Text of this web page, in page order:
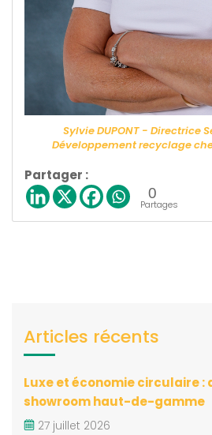
Sylvie DUPONT - Directrice
Développement recyclage
Partager :
0
Partages
Articles récents
Luxe et économie circulaire :
showroom haut-de-gamme
27 juillet 2026